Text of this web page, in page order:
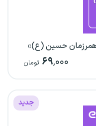
حسین (ع)»
۶۹,۰۰۰ تومان
جدید